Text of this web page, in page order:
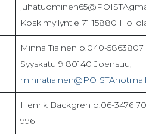
Koskimyllyntie 71 15880
Minna Tiainen p.040-5863807
Syyskatu 9 80140 Joensuu,
Henrik Backgren p.06-3476
996